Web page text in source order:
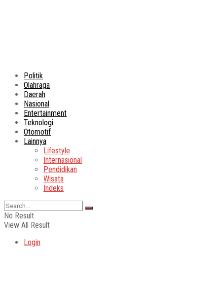
Politik
Olahraga
Daerah
Nasional
Entertainment
Teknologi
Otomotif
Lainnya
Lifestyle
Internasional
Pendidikan
Wisata
Indeks
No Result
View All Result
Login